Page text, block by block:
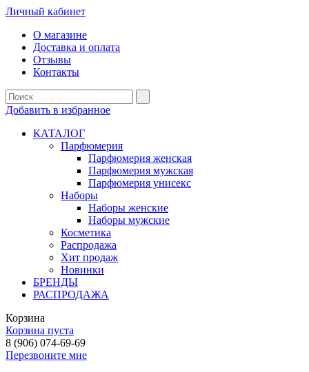
Личный кабинет
О магазине
Доставка и оплата
Отзывы
Контакты
Добавить в избранное
КАТАЛОГ
Парфюмерия
Парфюмерия женская
Парфюмерия мужская
Парфюмерия унисекс
Наборы
Наборы женские
Наборы мужские
Косметика
Распродажа
Хит продаж
Новинки
БРЕНДЫ
РАСПРОДАЖА
Корзина
Корзина пуста
8 (906) 074-69-69
Перезвоните мне